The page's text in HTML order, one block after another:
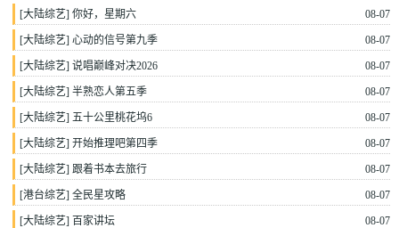
[大陆综艺]你好，星期六 08-07
[大陆综艺]心动的信号第九季 08-07
[大陆综艺]说唱巅峰对决2026 08-07
[大陆综艺]半熟恋人第五季 08-07
[大陆综艺]五十公里桃花坞6 08-07
[大陆综艺]开始推理吧第四季 08-07
[大陆综艺]跟着书本去旅行 08-07
[港台综艺]全民星攻略 08-07
[大陆综艺] 百家讲坛 08-07